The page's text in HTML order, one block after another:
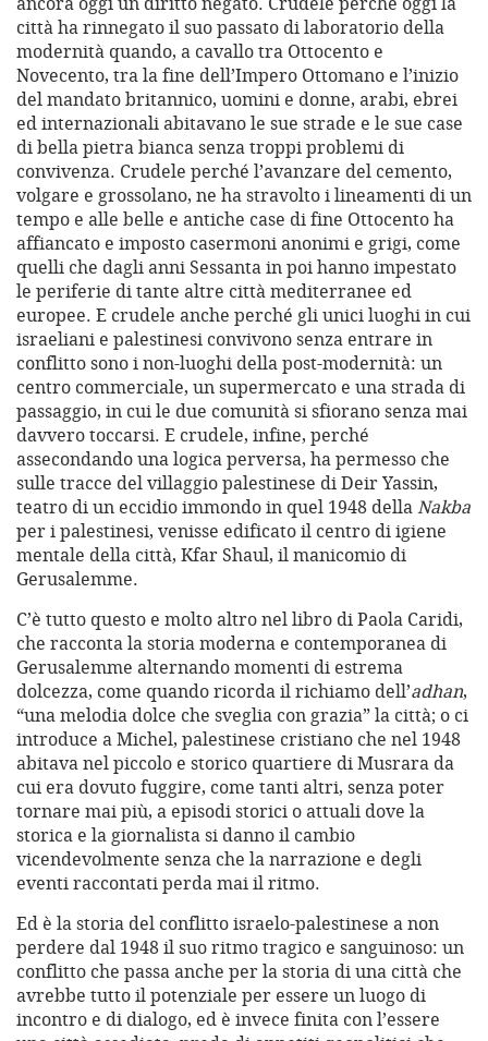
città ha rinnegato il suo passato di laboratorio della
modernità quando, a cavallo tra Ottocento e
Novecento, tra la fine dell’Impero Ottomano e l’inizio
del mandato britannico, uomini e donne, arabi, ebrei
ed internazionali abitavano le sue strade e le sue case
di bella pietra bianca senza troppi problemi di
convivenza. Crudele perché l’avanzare del cemento,
volgare e grossolano, ne ha stravolto i lineamenti di un
tempo e alle belle e antiche case di fine Ottocento ha
affiancato e imposto casermoni anonimi e grigi, come
quelli che dagli anni Sessanta in poi hanno impestato
le periferie di tante altre città mediterranee ed
europee. E crudele anche perché gli unici luoghi in cui
israeliani e palestinesi convivono senza entrare in
conflitto sono i non-luoghi della post-modernità: un
centro commerciale, un supermercato e una strada di
passaggio, in cui le due comunità si sfiorano senza mai
davvero toccarsi. E crudele, infine, perché
assecondando una logica perversa, ha permesso che
sulle tracce del villaggio palestinese di Deir Yassin,
teatro di un eccidio immondo in quel 1948 dellaNakba
per i palestinesi, venisse edificato il centro di igiene
mentale della città, Kfar Shaul, il manicomio di
Gerusalemme.
C’è tutto questo e molto altro nel libro di Paola Caridi,
che racconta la storia moderna e contemporanea di
Gerusalemme alternando momenti di estrema
dolcezza, come quando ricorda il richiamo dell’adhan,
“una melodia dolce che sveglia con grazia” la città; o ci
introduce a Michel, palestinese cristiano che nel 1948
abitava nel piccolo e storico quartiere di Musrara da
cui era dovuto fuggire, come tanti altri, senza poter
tornare mai più, a episodi storici o attuali dove la
storica e la giornalista si danno il cambio
vicendevolmente senza che la narrazione e degli
eventi raccontati perda mai il ritmo.
Ed è la storia del conflitto israelo-palestinese a non
perdere dal 1948 il suo ritmo tragico e sanguinoso: un
conflitto che passa anche per la storia di una città che
avrebbe tutto il potenziale per essere un luogo di
incontro e di dialogo, ed è invece finita con l’essere